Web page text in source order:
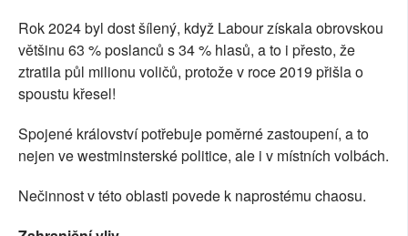
Rok 2024 byl dost šílený, když Labour získala obrovskou
většinu 63 % poslanců s 34 % hlasů, a to i přesto, že
ztratila půl milionu voličů, protože v roce 2019 přišla o
spoustu křesel!
Spojené království potřebuje poměrné zastoupení, a to
nejen ve westminsterské politice, ale i v místních volbách.
Nečinnost v této oblasti povede k naprostému chaosu.